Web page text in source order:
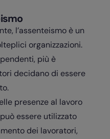
l’assenteismo è un
organizzazioni.
più è
decidano di essere
presenze al lavoro
essere utilizzato
dei lavoratori,